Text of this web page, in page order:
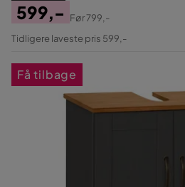
Pris
599,-
Original
Før799,-
Tidligere laveste pris 599,-
Få tilbage